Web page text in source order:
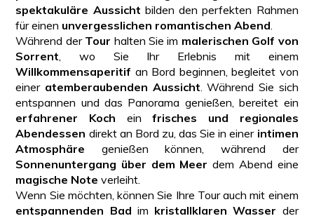
spektakuläre Aussicht bilden den perfekten Rahmen
für einen unvergesslichen romantischen Abend
Während der Tour halten Sie im malerischen Golf von
Sorrent , wo Sie Ihr Erlebnis mit einem
Willkommensaperitif an Bord beginnen, begleitet von
einer atemberaubenden Aussicht . Während Sie sich
entspannen und das Panorama genießen, bereitet ein
erfahrener Koch einfrisches und regionales
Abendessen direkt an Bord zu, das Sie in einer intimen
Atmosphäre genießen können, während der
Sonnenuntergang über dem Meer dem Abend eine
magische Note verleiht.
Wenn Sie möchten, können Sie Ihre Tour auch mit einem
entspannenden Bad im kristallklaren Wasser der